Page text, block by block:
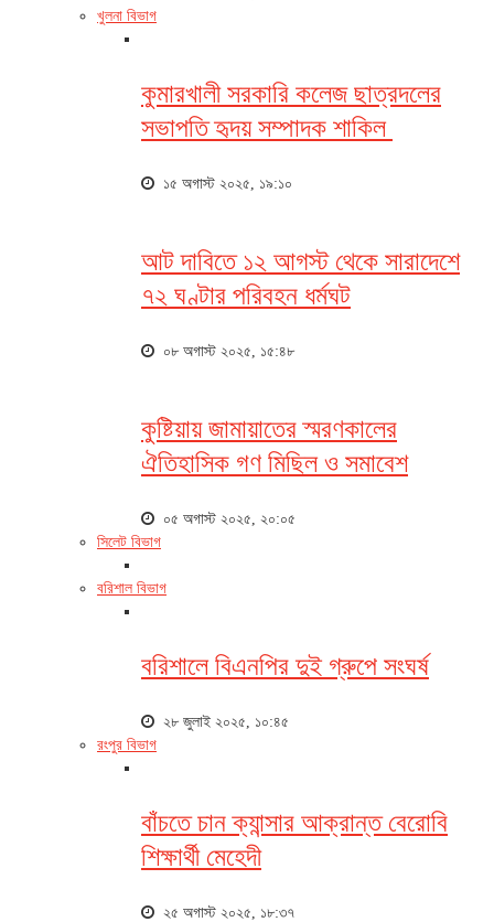
খুলনা বিভাগ
কুমারখালী সরকারি কলেজ ছাত্রদলের
সভাপতি হৃদয় সম্পাদক শাকিল
১৫ অগাস্ট ২০২৫, ১৯:১০
আট দাবিতে ১২ আগস্ট থেকে সারাদেশে
৭২ ঘণ্টার পরিবহন ধর্মঘট
০৮ অগাস্ট ২০২৫, ১৫:৪৮
কুষ্টিয়ায় জামায়াতের স্মরণকালের
ঐতিহাসিক গণ মিছিল ও সমাবেশ
০৫ অগাস্ট ২০২৫, ২০:০৫
সিলেট বিভাগ
বরিশাল বিভাগ
বরিশালে বিএনপির দুই গ্রুপে সংঘর্ষ
২৮ জুলাই ২০২৫, ১০:৪৫
রংপুর বিভাগ
বাঁচতে চান ক্যান্সার আক্রান্ত বেরোবি
শিক্ষার্থী মেহেদী
২৫ অগাস্ট ২০২৫, ১৮:৩৭